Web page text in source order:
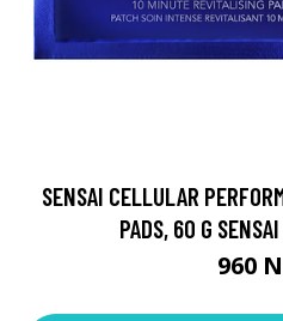
SENSAI CELLULAR
PADS, 60 G
960